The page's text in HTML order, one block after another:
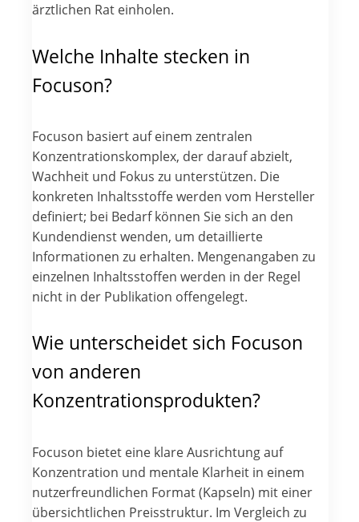
ärztlichen Rat einholen.
Welche Inhalte stecken in
Focuson?
Focuson basiert auf einem zentralen
Konzentrationskomplex, der darauf abzielt,
Wachheit und Fokus zu unterstützen. Die
konkreten Inhaltsstoffe werden vom Hersteller
definiert; bei Bedarf können Sie sich an den
Kundendienst wenden, um detaillierte
Informationen zu erhalten. Mengenangaben zu
einzelnen Inhaltsstoffen werden in der Regel
nicht in der Publikation offengelegt.
Wie unterscheidet sich Focuson
von anderen
Konzentrationsprodukten?
Focuson bietet eine klare Ausrichtung auf
Konzentration und mentale Klarheit in einem
nutzerfreundlichen Format (Kapseln) mit einer
übersichtlichen Preisstruktur. Im Vergleich zu